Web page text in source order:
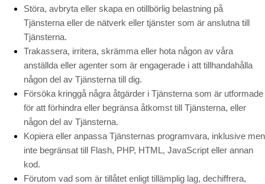
Störa, avbryta eller skapa en otillbörlig belastning på
Tjänsterna eller de nätverk eller tjänster som är anslutna till
Tjänsterna.
Trakassera, irritera, skrämma eller hota någon av våra
anställda eller agenter som är engagerade i att tillhandahålla
någon del av Tjänsterna till dig.
Försöka kringgå några åtgärder i Tjänsterna som är utformade
för att förhindra eller begränsa åtkomst till Tjänsterna, eller
någon del av Tjänsterna.
Kopiera eller anpassa Tjänsternas programvara, inklusive men
inte begränsat till Flash, PHP, HTML, JavaScript eller annan
kod.
Förutom vad som är tillåtet enligt tillämplig lag, dechiffrera,